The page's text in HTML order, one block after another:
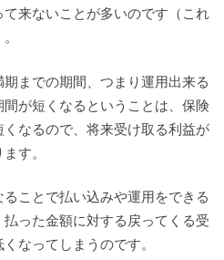
来ないことが多いのです（これ
までの期間、つまり運用出来る
が短くなるということは、保険
なるので、将来受け取る利益が
す。
ことで払い込みや運用をできる
った金額に対する戻ってくる受
なってしまうのです。